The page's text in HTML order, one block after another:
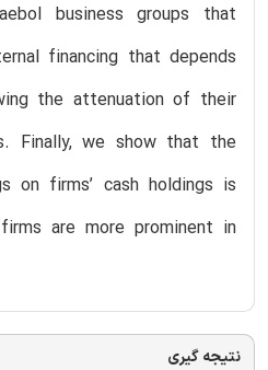
business groups that
financing that depends
the attenuation of their
Finally, we show that the
on firms’ cash holdings is
are more prominent in
نتیجه گیری